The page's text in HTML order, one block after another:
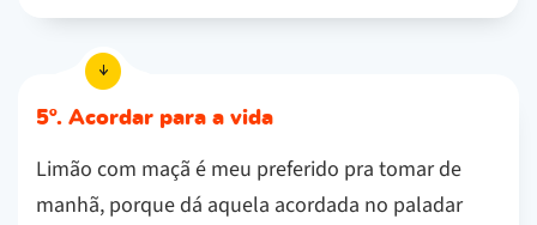
5º. Acordar para a vida
Limão com maçã é meu preferido pra tomar de
manhã, porque dá aquela acordada no paladar